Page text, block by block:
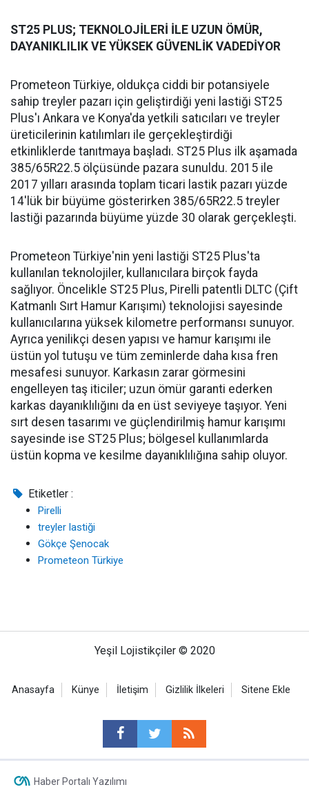
ST25 PLUS; TEKNOLOJİLERİ İLE UZUN ÖMÜR,
DAYANIKLILIK VE YÜKSEK GÜVENLİK VADEDİYOR
Prometeon Türkiye, oldukça ciddi bir potansiyele
sahip treyler pazarı için geliştirdiği yeni lastiği ST25
Plus'ı Ankara ve Konya'da yetkili satıcıları ve treyler
üreticilerinin katılımları ile gerçekleştirdiği
etkinliklerde tanıtmaya başladı. ST25 Plus ilk aşamada
385/65R22.5 ölçüsünde pazara sunuldu. 2015 ile
2017 yılları arasında toplam ticari lastik pazarı yüzde
14'lük bir büyüme gösterirken 385/65R22.5 treyler
lastiği pazarında büyüme yüzde 30 olarak gerçekleşti.
Prometeon Türkiye'nin yeni lastiği ST25 Plus'ta
kullanılan teknolojiler, kullanıcılara birçok fayda
sağlıyor. Öncelikle ST25 Plus, Pirelli patentli DLTC (Çift
Katmanlı Sırt Hamur Karışımı) teknolojisi sayesinde
kullanıcılarına yüksek kilometre performansı sunuyor.
Ayrıca yenilikçi desen yapısı ve hamur karışımı ile
üstün yol tutuşu ve tüm zeminlerde daha kısa fren
mesafesi sunuyor. Karkasın zarar görmesini
engelleyen taş iticiler; uzun ömür garanti ederken
karkas dayanıklılığını da en üst seviyeye taşıyor. Yeni
sırt desen tasarımı ve güçlendirilmiş hamur karışımı
sayesinde ise ST25 Plus; bölgesel kullanımlarda
üstün kopma ve kesilme dayanıklılığına sahip oluyor.
Etiketler :
Pirelli
treyler lastiği
Gökçe Şenocak
Prometeon Türkiye
Yeşil Lojistikçiler © 2020
Anasayfa Künye İletişim Gizlilik İlkeleri Sitene Ekle
Haber Portalı Yazılımı